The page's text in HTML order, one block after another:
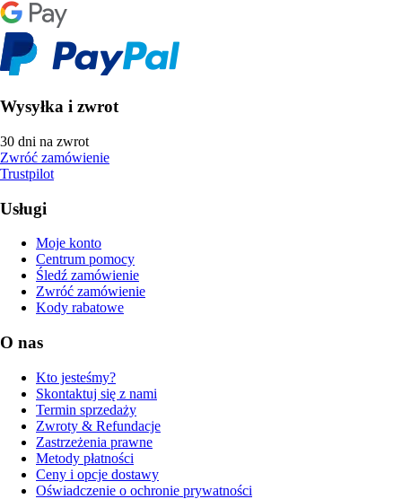
Wysyłka i zwrot
30 dni na zwrot
Zwróć zamówienie
Trustpilot
Usługi
Moje konto
Centrum pomocy
Śledź zamówienie
Zwróć zamówienie
Kody rabatowe
O nas
Kto jesteśmy?
Skontaktuj się z nami
Termin sprzedaży
Zwroty & Refundacje
Zastrzeżenia prawne
Metody płatności
Ceny i opcje dostawy
Oświadczenie o ochronie prywatności